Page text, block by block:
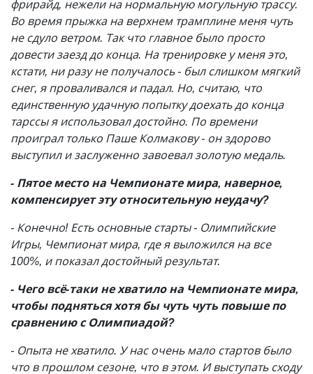
фрирайд, нежели на нормальную могульную трассу.
Во время прыжка на верхнем трамплине меня чуть
не сдуло ветром. Так что главное было просто
довести заезд до конца. На тренировке у меня это,
кстати, ни разу не получалось - был слишком мягкий
снег, я проваливался и падал. Но, считаю, что
единственную удачную попытку доехать до конца
тарссы я использовал достойно. По времени
проиграл только Паше Колмакову - он здорово
выступил и заслуженно завоевал золотую медаль.
- Пятое место на Чемпионате мира, наверное,
компенсирует эту относительную неудачу?
- Конечно! Есть основные старты - Олимпийские
Игры, Чемпионат мира, где я выложился на все
100%, и показал достойный результат.
- Чего всё-таки не хватило на Чемпионате мира,
чтобы подняться хотя бы чуть чуть повыше по
сравнению с Олимпиадой?
- Опыта не хватило. У нас очень мало стартов было
что в прошлом сезоне, что в этом. И выступать сходу